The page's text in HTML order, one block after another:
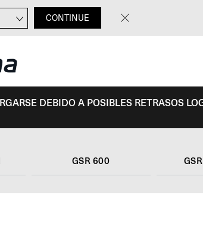
CONTINUE
DEBIDO A POSIBLES RETRASOS
GSR 600